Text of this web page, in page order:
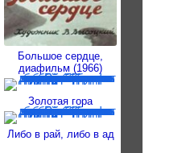
Большое сердце,
диафильм (1966)
Золотая гора
Либо в рай, либо в ад